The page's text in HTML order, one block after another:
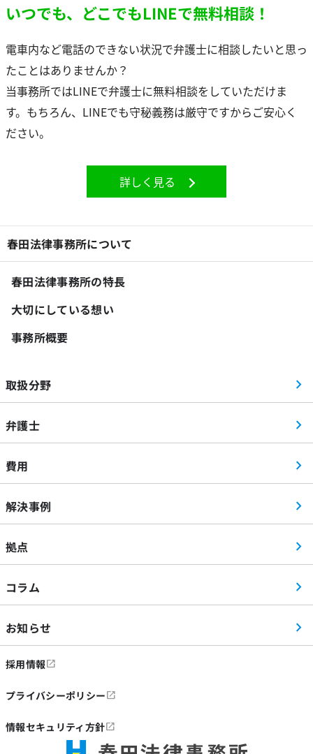
いつでも、どこでもLINEで無料相談！
電車内など電話のできない状況で弁護士に相談したいと思っ
たことはありませんか？
当事務所ではLINEで弁護士に無料相談をしていただけま
す。もちろん、LINEでも守秘義務は厳守ですからご安心く
ださい。
詳しく見る
春田法律事務所について
春田法律事務所の特長
大切にしている想い
事務所概要
取扱分野
弁護士
費用
解決事例
拠点
コラム
お知らせ
採用情報
プライバシーポリシー
情報セキュリティ方針